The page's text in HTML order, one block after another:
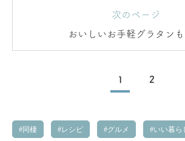
次のページ
おいしいお手軽グラタン
に…
1 2
同棲 レシピ グルメ いい暮ら